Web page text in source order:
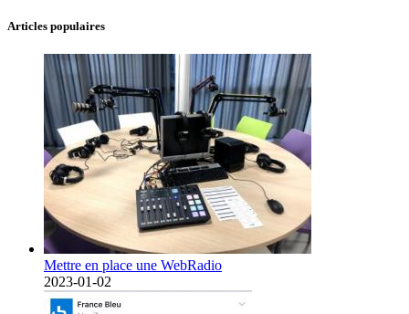
Articles populaires
Mettre en place une WebRadio
2023-01-02